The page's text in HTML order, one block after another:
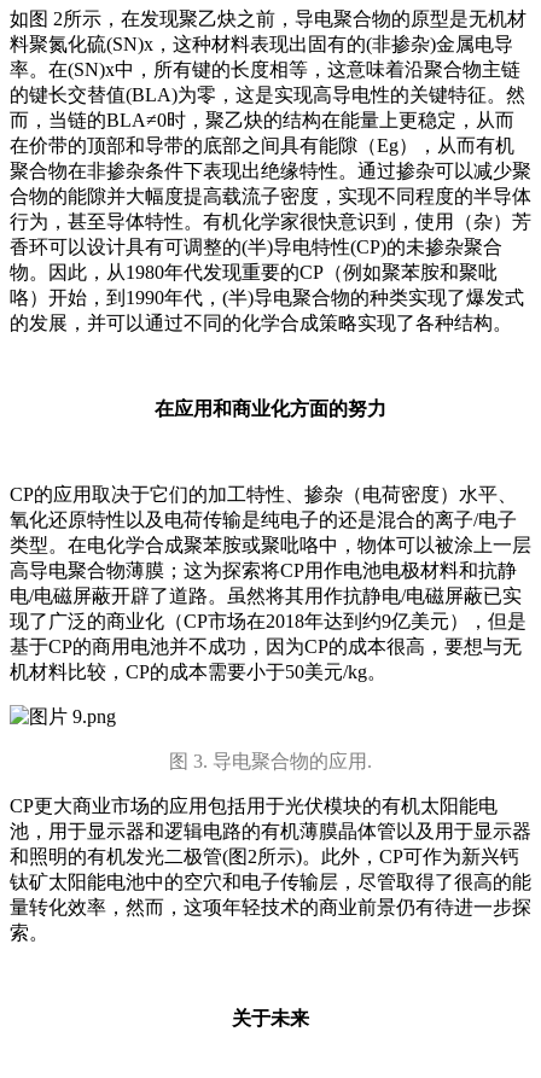
如图 2所示，在发现聚乙炔之前，导电聚合物的原型是无机材
料聚氮化硫(SN)x，这种材料表现出固有的(非掺杂)金属电导
率。在(SN)x中，所有键的长度相等，这意味着沿聚合物主链
的键长交替值(BLA)为零，这是实现高导电性的关键特征。然
而，当链的BLA≠0时，聚乙炔的结构在能量上更稳定，从而
在价带的顶部和导带的底部之间具有能隙（Eg），从而有机
聚合物在非掺杂条件下表现出绝缘特性。通过掺杂可以减少聚
合物的能隙并大幅度提高载流子密度，实现不同程度的半导体
行为，甚至导体特性。有机化学家很快意识到，使用（杂）芳
香环可以设计具有可调整的(半)导电特性(CP)的未掺杂聚合
物。因此，从1980年代发现重要的CP（例如聚苯胺和聚吡
咯）开始，到1990年代，(半)导电聚合物的种类实现了爆发式
的发展，并可以通过不同的化学合成策略实现了各种结构。
在应用和商业化方面的努力
CP的应用取决于它们的加工特性、掺杂（电荷密度）水平、
氧化还原特性以及电荷传输是纯电子的还是混合的离子/电子
类型。在电化学合成聚苯胺或聚吡咯中，物体可以被涂上一层
高导电聚合物薄膜；这为探索将CP用作电池电极材料和抗静
电/电磁屏蔽开辟了道路。虽然将其用作抗静电/电磁屏蔽已实
现了广泛的商业化（CP市场在2018年达到约9亿美元），但是
基于CP的商用电池并不成功，因为CP的成本很高，要想与无
机材料比较，CP的成本需要小于50美元/kg。
图 3. 导电聚合物的应用.
CP更大商业市场的应用包括用于光伏模块的有机太阳能电
池，用于显示器和逻辑电路的有机薄膜晶体管以及用于显示器
和照明的有机发光二极管(图2所示)。此外，CP可作为新兴钙
钛矿太阳能电池中的空穴和电子传输层，尽管取得了很高的能
量转化效率，然而，这项年轻技术的商业前景仍有待进一步探
索。
关于未来